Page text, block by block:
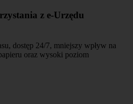
z e-Urzędu
dostęp 24/7, mniejszy wpływ na
oraz wysoki poziom